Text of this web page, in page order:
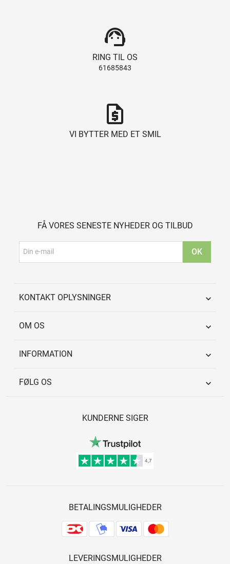
support_agent
RING TIL OS
61685843
request_quote
VI BYTTER MED ET SMIL
FÅ VORES SENESTE NYHEDER OG TILBUD
KONTAKT OPLYSNINGER 
OM OS 
INFORMATION 
FØLG OS 
KUNDERNE SIGER
BETALINGSMULIGHEDER
LEVERINGSMULIGHEDER